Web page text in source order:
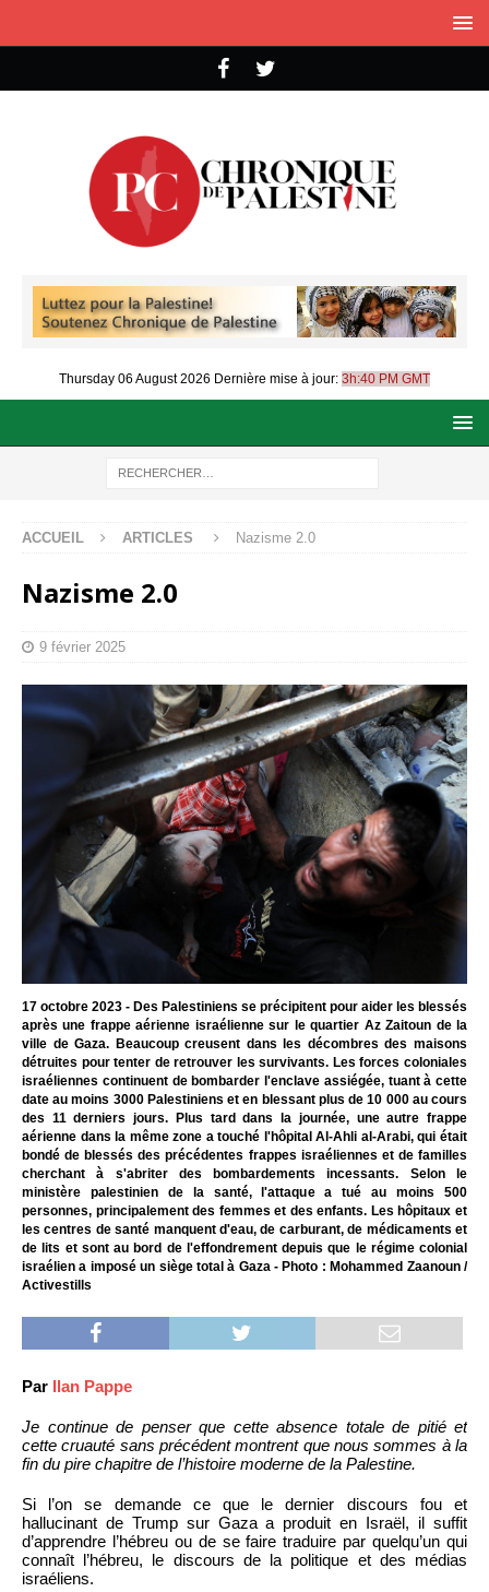
Thursday 06 August 2026 Dernière mise à jour: 3h:40 PM GMT
ACCUEIL ARTICLES Nazisme 2.0
Nazisme 2.0
9 février 2025
17 octobre 2023 - Des Palestiniens se précipitent pour aider les blessés
après une frappe aérienne israélienne sur le quartier Az Zaitoun de la
ville de Gaza. Beaucoup creusent dans les décombres des maisons
détruites pour tenter de retrouver les survivants. Les forces coloniales
israéliennes continuent de bombarder l'enclave assiégée, tuant à cette
date au moins 3000 Palestiniens et en blessant plus de 10 000 au cours
des 11 derniers jours. Plus tard dans la journée, une autre frappe
aérienne dans la même zone a touché l'hôpital Al-Ahli al-Arabi, qui était
bondé de blessés des précédentes frappes israéliennes et de familles
cherchant à s'abriter des bombardements incessants. Selon le
ministère palestinien de la santé, l'attaque a tué au moins 500
personnes, principalement des femmes et des enfants. Les hôpitaux et
les centres de santé manquent d'eau, de carburant, de médicaments et
de lits et sont au bord de l'effondrement depuis que le régime colonial
israélien a imposé un siège total à Gaza - Photo : Mohammed Zaanoun /
Activestills
Par Ilan Pappe
Je continue de penser que cette absence totale de pitié et
cette cruauté sans précédent montrent que nous sommes à la
fin du pire chapitre de l’histoire moderne de la Palestine.
Si l’on se demande ce que le dernier discours fou et
hallucinant de Trump sur Gaza a produit en Israël, il suffit
d’apprendre l’hébreu ou de se faire traduire par quelqu’un qui
connaît l’hébreu, le discours de la politique et des médias
israéliens.